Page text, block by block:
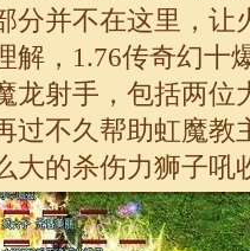
分并不在这里，让
解，1.76传奇幻十
龙射手，包括两位
过不久帮助虹魔教
大的杀伤力狮子吼